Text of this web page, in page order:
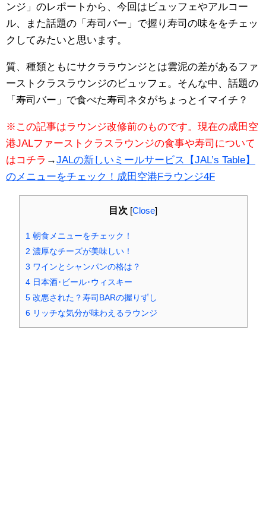
ンジ」のレポートから、今回はビュッフェやアルコー
ル、また話題の「寿司バー」で握り寿司の味ををチェッ
クしてみたいと思います。
質、種類ともにサクララウンジとは雲泥の差があるファ
ーストクラスラウンジのビュッフェ。そんな中、話題の
「寿司バー」で食べた寿司ネタがちょっとイマイチ？
※この記事はラウンジ改修前のものです。現在の成田空
港JALファーストクラスラウンジの食事や寿司について
はコチラ →JALの新しいミールサービス【JAL’s Table】
のメニューをチェック！成田空港Fラウンジ4F
目次 [Close]
1 朝食メニューをチェック！
2 濃厚なチーズが美味しい！
3 ワインとシャンパンの格は？
4日本酒･ビール･ウィスキー
5改悪された？寿司BARの握りずし
6リッチな気分が味わえるラウンジ